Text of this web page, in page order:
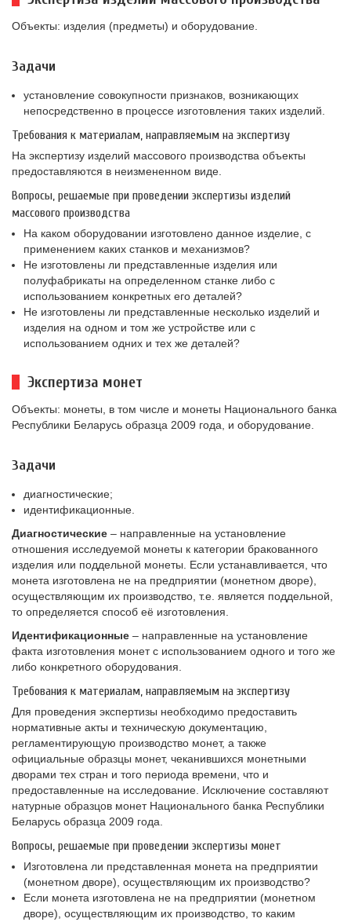
Объекты: изделия (предметы) и оборудование.
Задачи
установление совокупности признаков, возникающих
непосредственно в процессе изготовления таких изделий.
Требования к материалам, направляемым на экспертизу
На экспертизу изделий массового производства объекты
предоставляются в неизмененном виде.
Вопросы, решаемые при проведении экспертизы изделий
массового производства
На каком оборудовании изготовлено данное изделие, с
применением каких станков и механизмов?
Не изготовлены ли представленные изделия или
полуфабрикаты на определенном станке либо с
использованием конкретных его деталей?
Не изготовлены ли представленные несколько изделий и
изделия на одном и том же устройстве или с
использованием одних и тех же деталей?
Экспертиза монет
Объекты: монеты, в том числе и монеты Национального банка
Республики Беларусь образца 2009 года, и оборудование.
Задачи
диагностические;
идентификационные.
Диагностические – направленные на установление
отношения исследуемой монеты к категории бракованного
изделия или поддельной монеты. Если устанавливается, что
монета изготовлена не на предприятии (монетном дворе),
осуществляющим их производство, т.е. является поддельной,
то определяется способ её изготовления.
Идентификационные – направленные на установление
факта изготовления монет с использованием одного и того же
либо конкретного оборудования.
Требования к материалам, направляемым на экспертизу
Для проведения экспертизы необходимо предоставить
нормативные акты и техническую документацию,
регламентирующую производство монет, а также
официальные образцы монет, чеканившихся монетными
дворами тех стран и того периода времени, что и
предоставленные на исследование. Исключение составляют
натурные образцов монет Национального банка Республики
Беларусь образца 2009 года.
Вопросы, решаемые при проведении экспертизы монет
Изготовлена ли представленная монета на предприятии
(монетном дворе), осуществляющим их производство?
Если монета изготовлена не на предприятии (монетном
дворе), осуществляющим их производство, то каким